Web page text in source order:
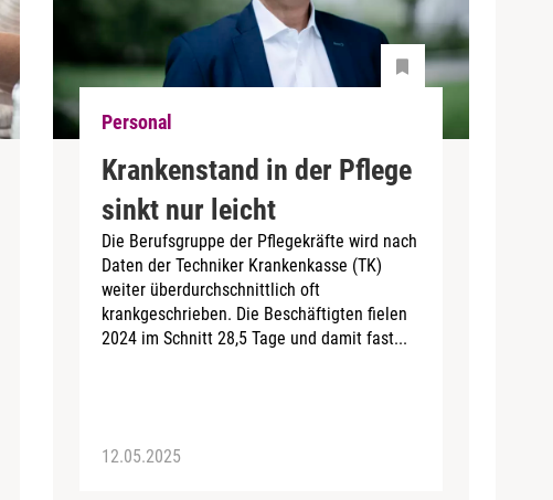
Personal
Krankenstand in der Pflege
sinkt nur leicht
Die Berufsgruppe der Pflegekräfte wird nach
Daten der Techniker Krankenkasse (TK)
weiter überdurchschnittlich oft
krankgeschrieben. Die Beschäftigten fielen
2024 im Schnitt 28,5 Tage und damit fast...
12.05.2025